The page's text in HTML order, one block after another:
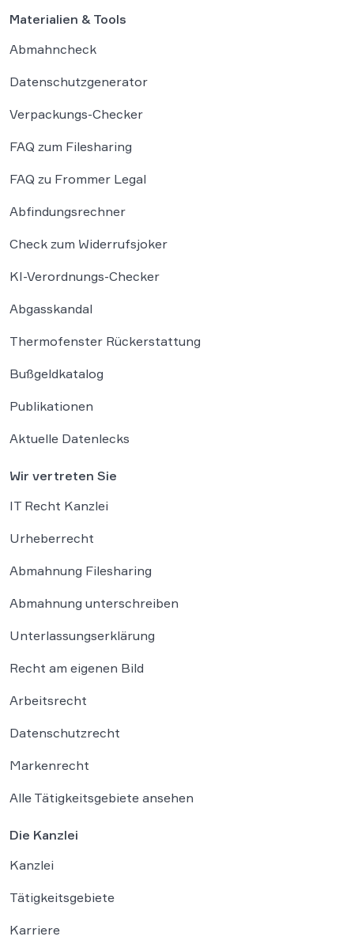
Materialien & Tools
Abmahncheck
Datenschutzgenerator
Verpackungs-Checker
FAQ zum Filesharing
FAQ zu Frommer Legal
Abfindungsrechner
Check zum Widerrufsjoker
KI-Verordnungs-Checker
Abgasskandal
Thermofenster Rückerstattung
Bußgeldkatalog
Publikationen
Aktuelle Datenlecks
Wir vertreten Sie
IT Recht Kanzlei
Urheberrecht
Abmahnung Filesharing
Abmahnung unterschreiben
Unterlassungserklärung
Recht am eigenen Bild
Arbeitsrecht
Datenschutzrecht
Markenrecht
Alle Tätigkeitsgebiete ansehen
Die Kanzlei
Kanzlei
Tätigkeitsgebiete
Karriere